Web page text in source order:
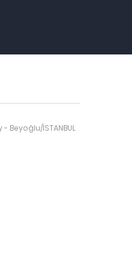
Beyoğlu/İSTANBUL